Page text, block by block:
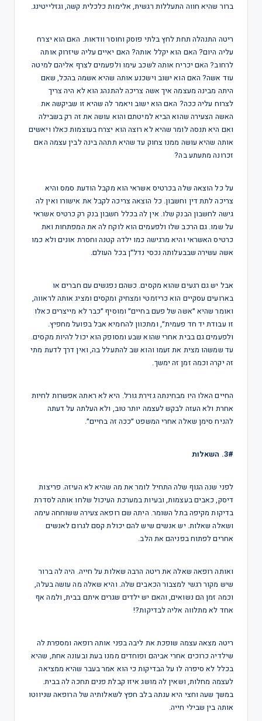
ברור שהיא חווה התעללות רגשית, אלימות כלכלית קשה, וגזלייטינג.
ריטה התנהלה תחת לחץ בלתי פוסק וחוסר וודאות. האם הוא יצרח
עליה היום? האם הוא יקלל אותה? האם יאיים עליה שיזרוק אותה
לרחוב? האם יכריח אותה לשכב עימו ולפעמים לצרף אליהם למיטה
עוד אשה? האם הוא ישוב וישכנע אותה שהיא אשמה בהכל, שאם
היתה מבינה מעצמה איך אשה צריכה להתנהג הוא לא היה צריך
לצרוח עליה ככה? האם הוא ישוב ויאמר לה שהיא זו שביקשה את
האשה הצעירה שהוא הביא למיטתם והוא עושה את זה רק בשבילה
ואם היא תנסה לומר שהיא לא רוצה הוא יצרח בעוצמות כאלו ויאשים
אותה שהיא עושה ממנו צחוק עד שהיא תתהה בינה לבין עצמה האם
זכרונה מתעתע בה?
על כל הוצאה שלה בכרטיס אשראי הוא מקבל הודעת סמס והיא
צריכה לתת דין וחשבון. כל הוצאה צריכה לקבל את אישורו ואין לה
גישה לחשבון הבנק שלו. אין לה בכלל חשבון בנק רק כרטיס אשראי
על שמו. גם הרכב שלו ולפעמים הוא לוקח לה את המפתחות ואת
כרטיס האשראי והיא מרגישה כמו ילדה קטנה וחסרת אונים ולא כמו
אשה עשירה שבבעלותה נכסי נדל״ן בכל העולם.
אבל יש גם רגעים שהוא מקסים. כשהם נפגשים עם חברים או
בארועים עסקיים הוא כריזמטי ומצחיק ומקסים ומציג אותה לראווה,
ואומר שהיא ״אשה של פעם בחיים״ ומוסיף ״כבר לא מייצרים כאלו
זו עבודת יד חד פעמית״, ומתכוון להחמיא אבל בפועל מחפיץ.
ולפעמים גם בבית אחרי שהוא שבע ומסופק הוא יכול להיות מקסים.
עד שמשהו מצית את זעמו והוא שב להתעלל בה, ואין דרך לדעת מתי
זה יקרה וכמה זמן זה ימשך.
החיים האלו היו מבחינתה גזירת גורל. היא לא ראתה אפשרות לחיות
אחרת ולא העזה לבקש לעצמה יותר טוב, ולא העלתה על דעתה
להניח סימן שאלה אחרי המשפט ״ככה זה בחיים״.
3#. השאלות
לפני שנה הגוף שלה התחיל לומר את מה שהיא לא העיזה. פריצות
דיסק, כאבים בעצמות, ובעיות במערכת העיכול שלחו אותה לסדרת
בדיקות מקיפה בתל השומר. היתה שם רופאה צעירה ששוחחה עימה
ושאלה שאלות. יש אנשים שיש להם יכולת קסם לגרום לאנשים
אחרים לפתוח בפניהם את הלב.
ואותה רופאה שאלה את ריטה הרבה שאלות על חייה. היה לה ברור
שיש מקור רגשי למצבור הכאבים שלה. והיא שאלה מה עושה בעלה,
וכמה זמן הם נשואים, והאם יש ילדים שגרים איתם בבית, ולמה אף
אחד לא מתלווה אליה לבדיקות?!
ריטה מצאה עצמה שופכת את ליבה בפני אותה רופאה ומספרת לה
שילדיה כרוכים אחרי אביהם ופוחדים ממנו בעת ובעונה אחת, שהיא
בכלל לא סיפרה לו על הבדיקות כי הוא אמר בעבר שהיא ממציאה
לעצמה מחלות, ושאין לה מושג איזו קבלת פנים תחכה לה בבית.
במשך שעה וחצי היא ענתה בלב חפץ לשאלותיה של הרופאה שניווטו
אותה בין שבילי חייה.